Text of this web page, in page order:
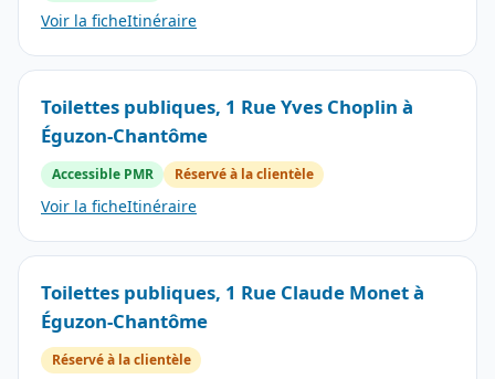
Voir la ficheItinéraire
Toilettes publiques, 1 Rue Yves Choplin à
Éguzon-Chantôme
Accessible PMR Réservé à la clientèle
Voir la ficheItinéraire
Toilettes publiques, 1 Rue Claude Monet à
Éguzon-Chantôme
Réservé à la clientèle